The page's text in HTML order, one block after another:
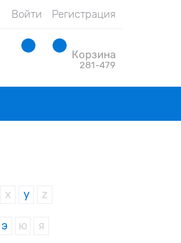
Войти Регистрация
281-479
Корзина
x y z
э ю я